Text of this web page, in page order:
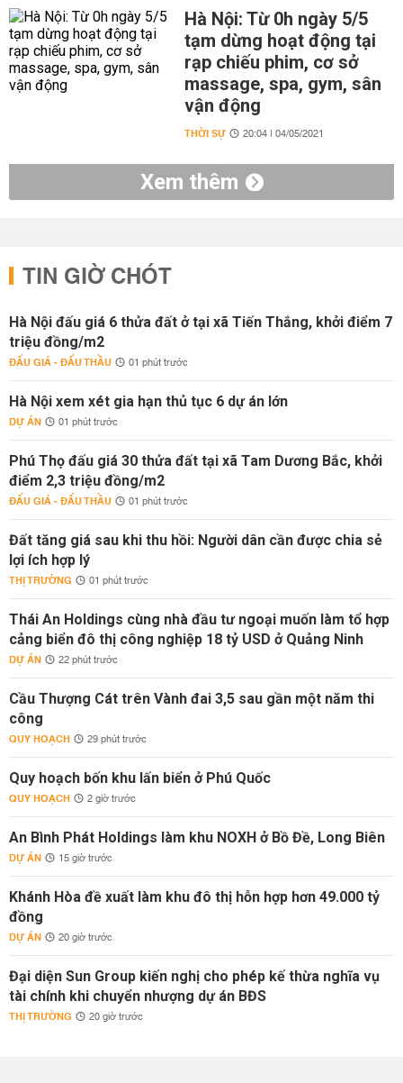
Hà Nội: Từ 0h ngày 5/5
tạm dừng hoạt động tại
rạp chiếu phim, cơ sở
massage, spa, gym, sân
vận động
THỜI SỰ 20:04 | 04/05/2021
Xem thêm
TIN GIỜ CHÓT
Hà Nội đấu giá 6 thửa đất ở tại xã Tiến Thắng, khởi điểm 7
triệu đồng/m2
ĐẤU GIÁ - ĐẤU THẦU 01 phút trước
Hà Nội xem xét gia hạn thủ tục 6 dự án lớn
DỰ ÁN 01 phút trước
Phú Thọ đấu giá 30 thửa đất tại xã Tam Dương Bắc, khởi
điểm 2,3 triệu đồng/m2
ĐẤU GIÁ - ĐẤU THẦU 01 phút trước
Đất tăng giá sau khi thu hồi: Người dân cần được chia sẻ
lợi ích hợp lý
THỊ TRƯỜNG 01 phút trước
Thái An Holdings cùng nhà đầu tư ngoại muốn làm tổ hợp
cảng biển đô thị công nghiệp 18 tỷ USD ở Quảng Ninh
DỰ ÁN 22 phút trước
Cầu Thượng Cát trên Vành đai 3,5 sau gần một năm thi
công
QUY HOẠCH 29 phút trước
Quy hoạch bốn khu lấn biển ở Phú Quốc
QUY HOẠCH 2 giờ trước
An Bình Phát Holdings làm khu NOXH ở Bồ Đề, Long Biên
DỰ ÁN 15 giờ trước
Khánh Hòa đề xuất làm khu đô thị hỗn hợp hơn 49.000 tỷ
đồng
DỰ ÁN 20 giờ trước
Đại diện Sun Group kiến nghị cho phép kế thừa nghĩa vụ
tài chính khi chuyển nhượng dự án BĐS
THỊ TRƯỜNG 20 giờ trước